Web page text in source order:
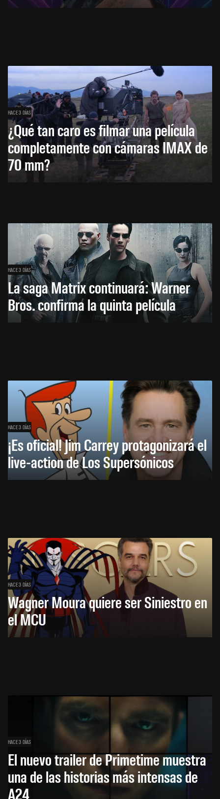
HACE 3 DÍAS
¿Qué tan caro es filmar una película
completamente con cámaras IMAX de
70 mm?
HACE 3 DÍAS
La saga Matrix continuará: Warner
Bros. confirma la quinta película
HACE 3 DÍAS
¡Es oficial! Jim Carrey protagonizará el
live-action de Los Supersónicos
HACE 3 DÍAS
Wagner Moura quiere ser Siniestro en
el MCU
HACE 3 DÍAS
El nuevo trailer de Primetime muestra
una de las historias más intensas de
A24